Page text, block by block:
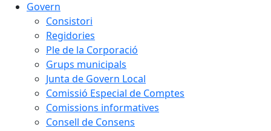
Govern
Consistori
Regidories
Ple de la Corporació
Grups municipals
Junta de Govern Local
Comissió Especial de Comptes
Comissions informatives
Consell de Consens